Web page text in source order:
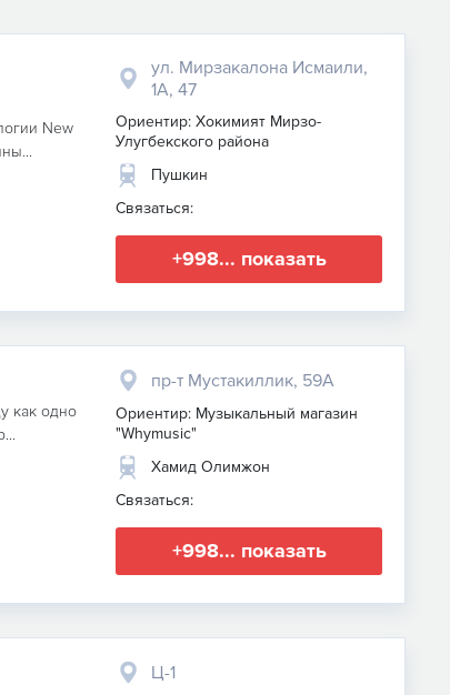
New
ул. Мирзакалона Исмаили,
1А, 47
Ориентир: Хокимият Мирзо-
Улугбекского района
Пушкин
Связаться:
+998... показать
как одно
пр-т Мустакиллик, 59A
Ориентир: Музыкальный магазин
"Whymusic"
Хамид Олимжон
Связаться:
+998... показать
Ц-1